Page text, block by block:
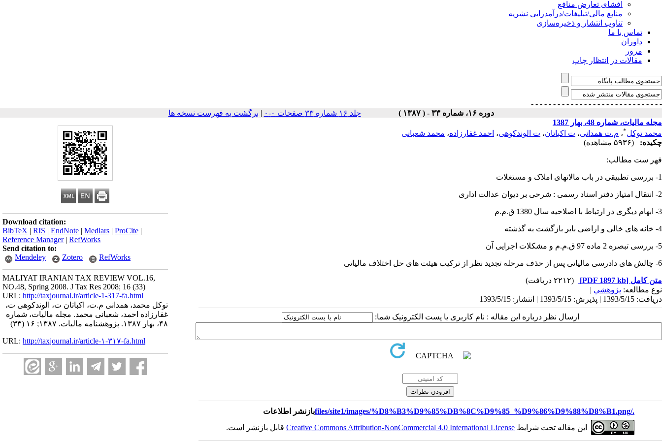
افشای تعارض منافع
منابع مالی/تبلیغات/درآمدزایی نشریه
تناوب انتشار و ذخیره‌سازی
تماس با ما
داوران
مرور
مقالات در انتظار چاپ
- - - - - - - - - - - - - - -
- - - - - - - - - - - - - - -
دوره ۱۶، شماره ۳۳ - ( ۱۳۸۷ )
جلد ۱۶ شماره ۳۳ صفحات ۰-۰ | برگشت به فهرست نسخه ها
Download citation:
BibTeX | RIS | EndNote | Medlars | ProCite |
Reference Manager| RefWorks
Send citation to:
Mendeley
Zotero RefWorks
MALIYAT IRANIAN TAX REVIEW VOL.16,
NO.48, Spring 2008. J Tax Res 2008; 16 (33)
URL: http://taxjournal.ir/article-1-317-fa.html
توکل محمد، همدانی م.ت، اکباتان ت، الوندکوهی ت،
غفارزاده احمد، شعبانی محمد. مجله مالیات، شماره
۴۸، بهار ۱۳۸۷. پژوهشنامه مالیات. ۱۳۸۷; ۱۶ (۳۳)
URL: http://taxjournal.ir/article-۱-۳۱۷-fa.html
مجله مالیات، شماره 48، بهار 1387
محمد توکل*، م.ت همدانی، ت اکباتان، ت الوندکوهی، احمد غفارزاده، محمد شعبانی
چکیده:
(۵۹۳۶ مشاهده)
فهر ست مطالب:
1- بررسی تطبیقی در باب مالاتهای املاک و مستغلات
2- انتقال امتیاز دفتر اسناد رسمی : شرحی بر دیوان عدالت اداری
3- ابهام دیگری در ارتباط با اصلاحیه سال 1380 ق.م.م
4- خانه های خالی و اراضی بایر بازگشت به گذشته
5- بررسی تبصره 2 ماده 97 ق.م.م و مشکلات اجرایی آن
6- چالش های دادرسی مالیاتی پس از حذف مرحله تجدید نظر از ترکیب هیئت های حل اختلاف مالیاتی
متن کامل [PDF 1897 kb]
(۲۲۱۲ دریافت)
نوع مطالعه: پژوهشي |
دریافت: 1393/5/15 | پذیرش: 1393/5/15 | انتشار: 1393/5/15
ارسال نظر درباره این مقاله : نام کاربری یا پست الکترونیک شما:
./files/site1/images/%D8%B3%D9%85%DB%8C%D9%85_%D9%86%D9%88%D8%B1.png
بازنشر اطلاعات
این مقاله تحت شرایط Creative Commons Attribution-NonCommercial 4.0 International Licenseقابل بازنشر است.